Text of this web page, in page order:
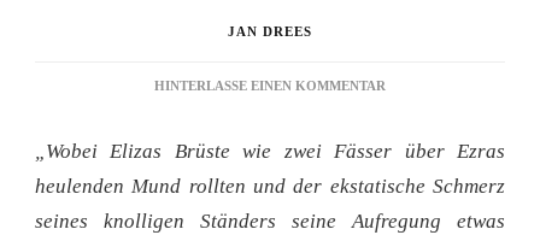
JAN DREES
HINTERLASSE EINEN KOMMENTAR
MORRISSEY,
KLACHELSUPPE
KLAGENFURT
„Wobei Elizas Brüste wie zwei Fässer über Ezras
heulenden Mund rollten und der ekstatische Schmerz
seines knolligen Ständers seine Aufregung etwas